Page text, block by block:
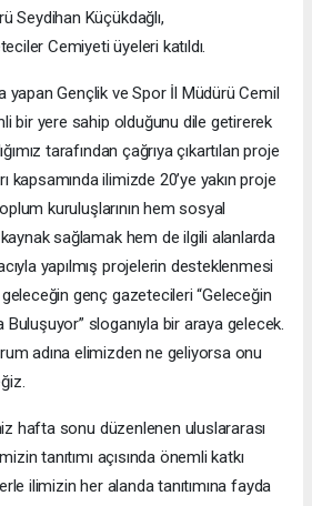
Seydihan Küçükdağlı,
Cemiyeti üyeleri katıldı.
yapan Gençlik ve Spor İl Müdürü Cemil
bir yere sahip olduğunu dile getirerek
tarafından çağrıya çıkartılan proje
kapsamında ilimizde 20’ye yakın proje
kuruluşlarının hem sosyal
sağlamak hem de ilgili alanlarda
yapılmış projelerin desteklenmesi
genç gazetecileri “Geleceğin
Buluşuyor” sloganıyla bir araya gelecek.
adına elimizden ne geliyorsa onu
hafta sonu düzenlenen uluslararası
tanıtımı açısında önemli katkı
ilimizin her alanda tanıtımına fayda